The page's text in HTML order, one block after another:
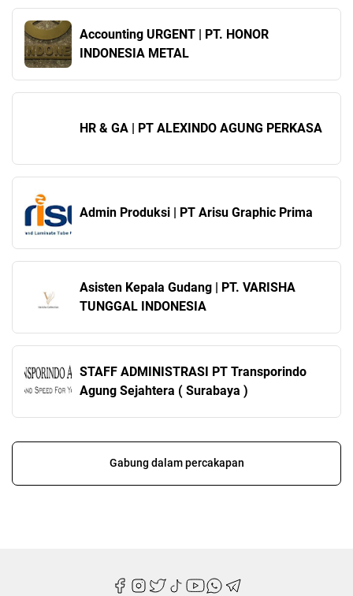
Accounting URGENT | PT. HONOR
INDONESIA METAL
HR & GA | PT ALEXINDO AGUNG PERKASA
Admin Produksi | PT Arisu Graphic Prima
Asisten Kepala Gudang | PT. VARISHA
TUNGGAL INDONESIA
STAFF ADMINISTRASI PT Transporindo
Agung Sejahtera ( Surabaya )
Gabung dalam percakapan